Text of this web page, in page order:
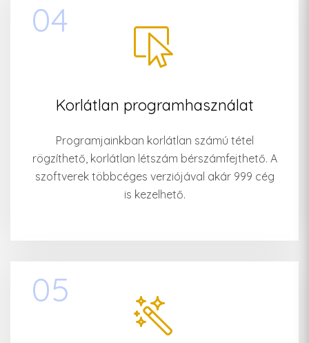
04
Korlátlan programhasználat
Programjainkban korlátlan számú tétel
rögzíthető, korlátlan létszám bérszámfejthető. A
szoftverek többcéges verziójával akár 999 cég
is kezelhető.
05